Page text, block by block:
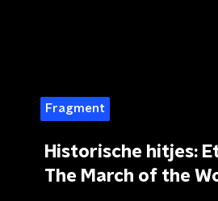
Fragment
Historische hitjes:
The March of the